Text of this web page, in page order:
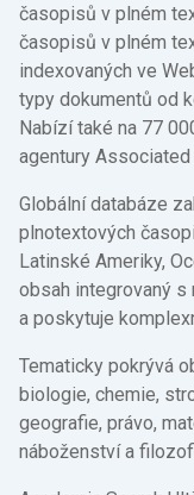
časopisů v plném
časopisů v plném
indexovaných ve
typy dokumentů od
Nabízí také na 77
agentury
Globální databáze
plnotextových
Latinské Ameriky,
obsah integrovaný
a poskytuje
Tematicky pokrývá
biologie, chemie,
geografie, právo,
náboženství a